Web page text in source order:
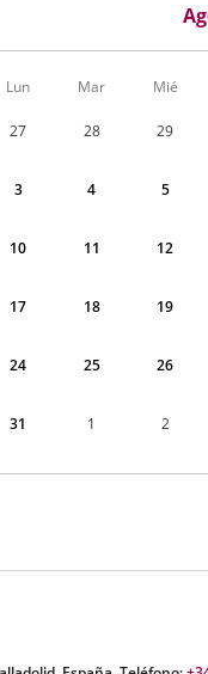
Lun Mar Mié
27 28 29
3 4 5
10 11 12
17 18 19
24 25 26
31 1 2